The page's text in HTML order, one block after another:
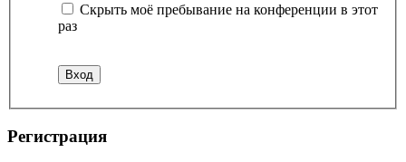
Скрыть моё пребывание на конференции в этот
раз
Регистрация